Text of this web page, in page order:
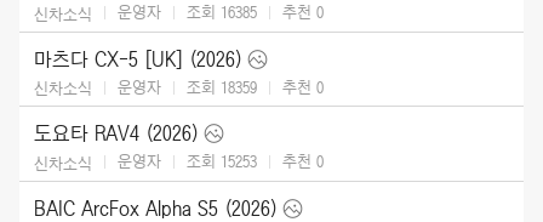
신차소식 운영자 조회 16385 추천 0
마츠다 CX-5 [UK] (2026)
신차소식 운영자 조회 18359 추천 0
도요타 RAV4 (2026)
신차소식 운영자 조회 15253 추천 0
BAIC ArcFox Alpha S5 (2026)